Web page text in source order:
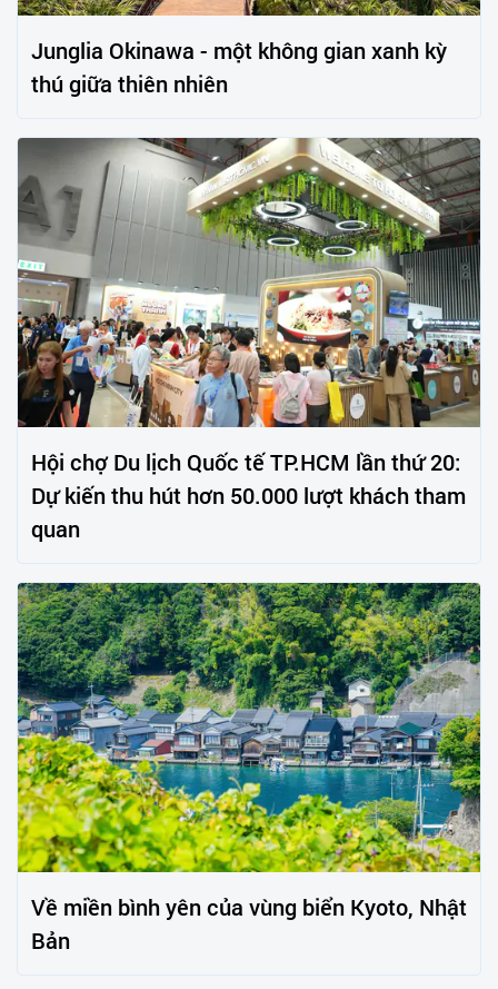
Junglia Okinawa - một không gian xanh kỳ
thú giữa thiên nhiên
Hội chợ Du lịch Quốc tế TP.HCM lần thứ 20:
Dự kiến thu hút hơn 50.000 lượt khách tham
quan
Về miền bình yên của vùng biển Kyoto, Nhật
Bản